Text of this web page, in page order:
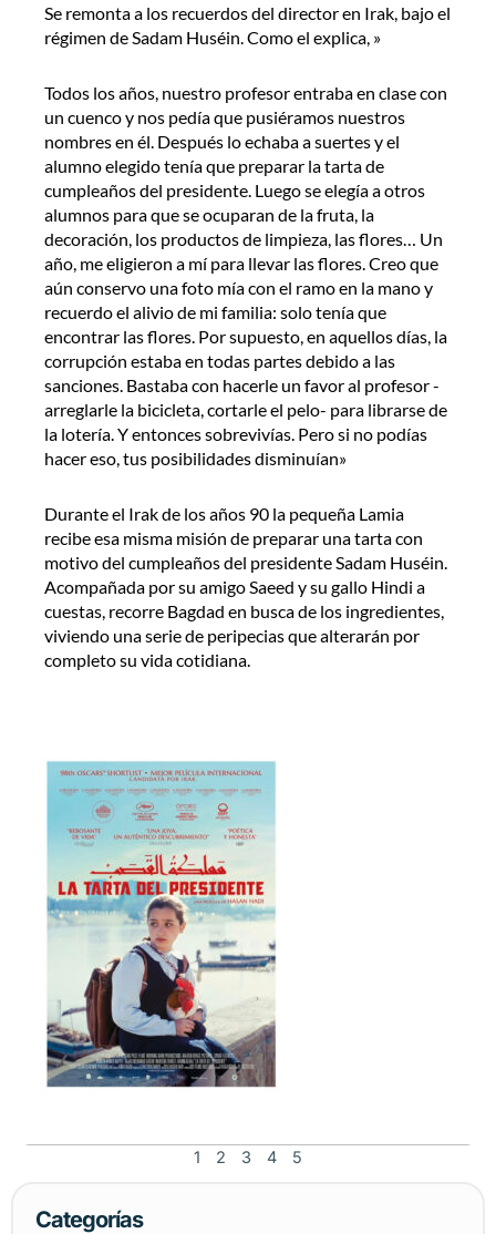
Se remonta a los recuerdos del director en Irak, bajo el
régimen de Sadam Huséin. Como el explica, »
Todos los años, nuestro profesor entraba en clase con
un cuenco y nos pedía que pusiéramos nuestros
nombres en él. Después lo echaba a suertes y el
alumno elegido tenía que preparar la tarta de
cumpleaños del presidente. Luego se elegía a otros
alumnos para que se ocuparan de la fruta, la
decoración, los productos de limpieza, las flores… Un
año, me eligieron a mí para llevar las flores. Creo que
aún conservo una foto mía con el ramo en la mano y
recuerdo el alivio de mi familia: solo tenía que
encontrar las flores. Por supuesto, en aquellos días, la
corrupción estaba en todas partes debido a las
sanciones. Bastaba con hacerle un favor al profesor -
arreglarle la bicicleta, cortarle el pelo- para librarse de
la lotería. Y entonces sobrevivías. Pero si no podías
hacer eso, tus posibilidades disminuían»
Durante el Irak de los años 90 la pequeña Lamia
recibe esa misma misión de preparar una tarta con
motivo del cumpleaños del presidente Sadam Huséin.
Acompañada por su amigo Saeed y su gallo Hindi a
cuestas, recorre Bagdad en busca de los ingredientes,
viviendo una serie de peripecias que alterarán por
completo su vida cotidiana.
1 2 3 4 5
Categorías